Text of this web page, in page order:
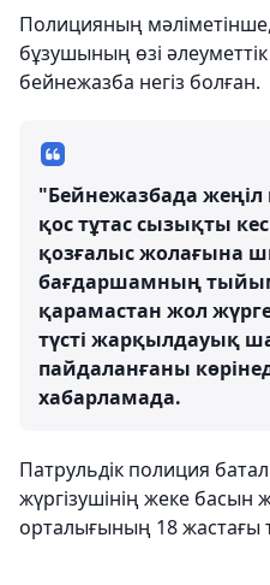
Полицияның
бұзушының өзі
бейнежазба негіз болған.
"Бейнежазбада жеңіл
қос тұтас сызықты
қозғалыс жолағына
бағдаршамның тыйым
қарамастан жол
түсті жарқылдауық
пайдаланғаны
хабарламада.
Патрульдік полиция
жүргізушінің жеке
орталығының 18